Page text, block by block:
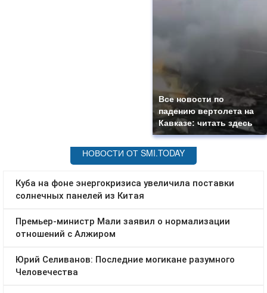
Все новости по
падению вертолета на
Кавказе: читать здесь